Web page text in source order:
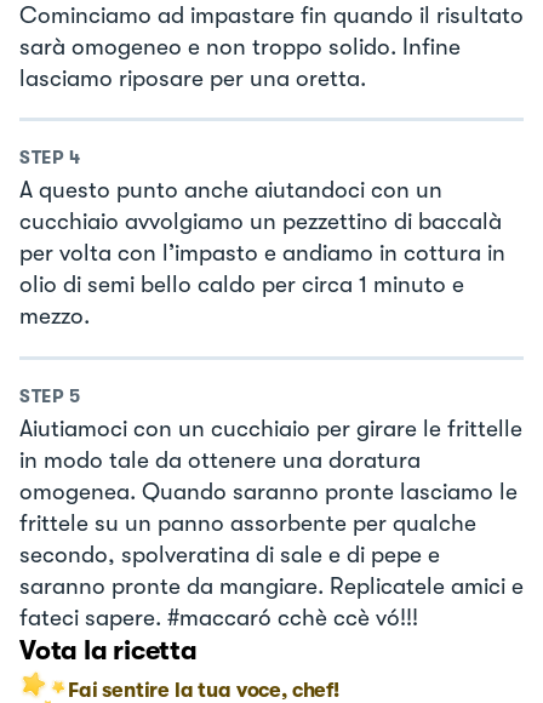
Cominciamo ad impastare fin quando il risultato
sarà omogeneo e non troppo solido. Infine
lasciamo riposare per una oretta.
STEP 4
A questo punto anche aiutandoci con un
cucchiaio avvolgiamo un pezzettino di baccalà
per volta con l’impasto e andiamo in cottura in
olio di semi bello caldo per circa 1 minuto e
mezzo.
STEP 5
Aiutiamoci con un cucchiaio per girare le frittelle
in modo tale da ottenere una doratura
omogenea. Quando saranno pronte lasciamo le
frittele su un panno assorbente per qualche
secondo, spolveratina di sale e di pepe e
saranno pronte da mangiare. Replicatele amici e
fateci sapere. #maccaró cchè ccè vó!!!
Vota la ricetta
Fai sentire la tua voce, chef!